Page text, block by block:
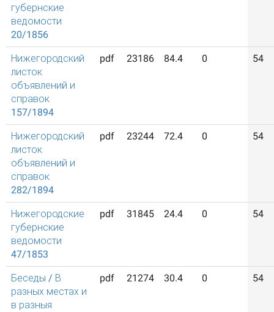
губернские
ведомости
20/1856
Нижегородский
листок
объявлений и
справок
157/1894
pdf 23186 84.4 0 54
Нижегородский
листок
объявлений и
справок
282/1894
pdf 23244 72.4 0 54
Нижегородские
губернские
ведомости
47/1853
pdf 31845 24.4 0 54
Беседы / В
разных местах и
в разныя
pdf 21274 30.4 0 54